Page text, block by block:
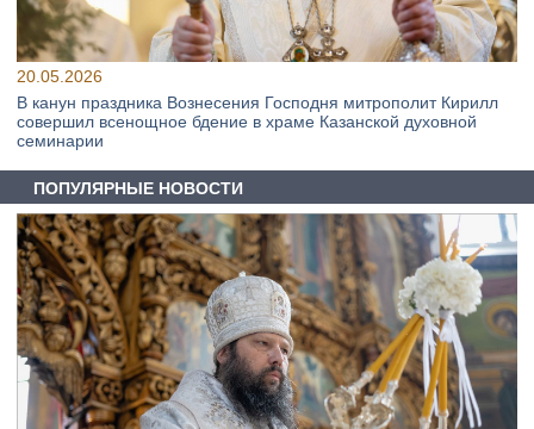
20.05.2026
В канун праздника Вознесения Господня митрополит Кирилл
совершил всенощное бдение в храме Казанской духовной
семинарии
ПОПУЛЯРНЫЕ НОВОСТИ